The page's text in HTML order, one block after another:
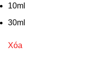
10ml
30ml
Xóa